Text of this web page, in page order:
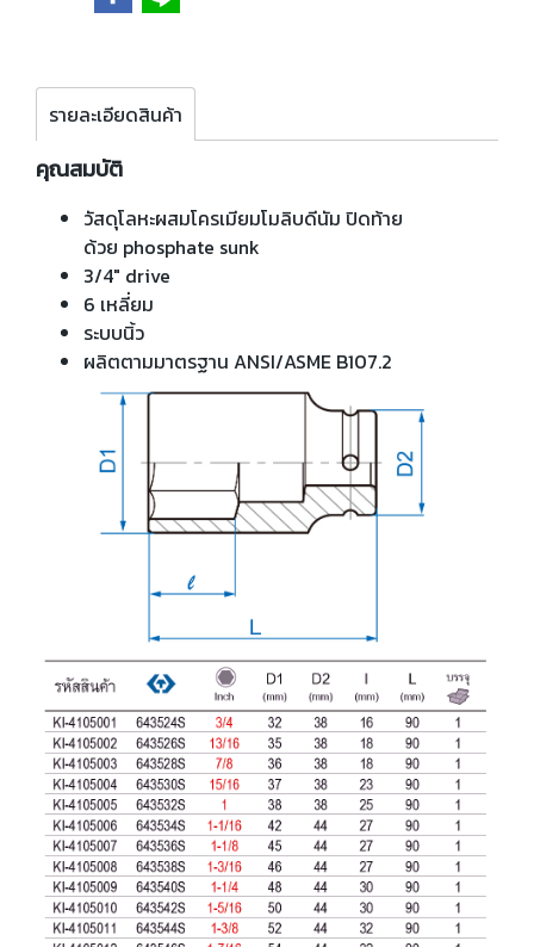
รายละเอียดสินค้า
คุณสมบัติ
วัสดุโลหะผสมโครเมียมโมลิบดีนัม ปิดท้าย
ด้วย phosphate sunk
3/4" drive
6 เหลี่ยม
ระบบนิ้ว
ผลิตตามมาตรฐาน ANSI/ASME B107.2